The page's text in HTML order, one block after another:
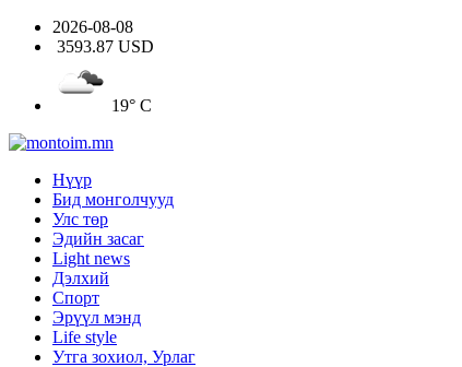
2026-08-08
3593.87 USD
19° C
Нүүр
Бид монголчууд
Улс төр
Эдийн засаг
Light news
Дэлхий
Спорт
Эрүүл мэнд
Life style
Утга зохиол, Урлаг